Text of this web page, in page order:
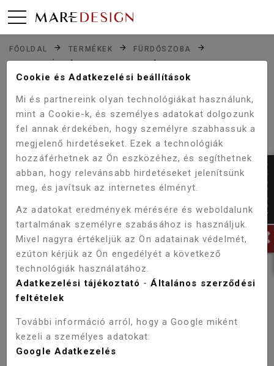
FŐOLDAL TERMÉKEK
FÜRDŐSZOBA
ZUHANYZÓK
ZUHANYFALAK
SANOTECHNIK SANOFLEX YOUNG MF70 ZUHANYFAL
Akció! -5%
Cookie és Adatkezelési beállítások
Mi és partnereink olyan technológiákat használunk,
mint a Cookie-k, és személyes adatokat dolgozunk
fel annak érdekében, hogy személyre szabhassuk a
megjelenő hirdetéseket. Ezek a technológiák
hozzáférhetnek az Ön eszközéhez, és segíthetnek
abban, hogy relevánsabb hirdetéseket jelenítsünk
meg, és javítsuk az internetes élményt.
Az adatokat eredmények mérésére és weboldalunk
tartalmának személyre szabásához is használjuk.
Mivel nagyra értékeljük az Ön adatainak védelmét,
ezúton kérjük az Ön engedélyét a következő
technológiák használatához.
Adatkezelési tájékoztató -Általános szerződési
feltételek
További információ arról, hogy a Google miként
kezeli a személyes adatokat:
Google Adatkezelés